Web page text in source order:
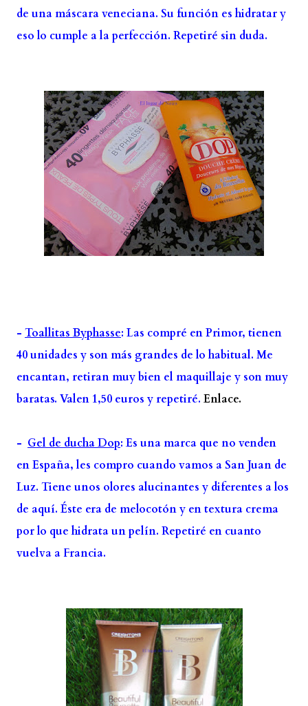
de una máscara veneciana. Su función es hidratar y
eso lo cumple a la perfección. Repetiré sin duda.
- Toallitas Byphasse: Las compré en Primor, tienen
40 unidades y son más grandes de lo habitual. Me
encantan, retiran muy bien el maquillaje y son muy
baratas. Valen 1,50 euros y repetiré. Enlace.
- Gel de ducha Dop: Es una marca que no venden
en España, les compro cuando vamos a San Juan de
Luz. Tiene unos olores alucinantes y diferentes a los
de aquí. Éste era de melocotón y en textura crema
por lo que hidrata un pelín. Repetiré en cuanto
vuelva a Francia.